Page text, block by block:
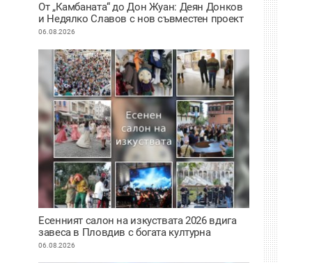
От „Камбаната“ до Дон Жуан: Деян Донков
и Недялко Славов с нов съвместен проект
в Пловдив
06.08.2026
Есенният салон на изкуствата 2026 вдига
завеса в Пловдив с богата културна
програма
06.08.2026